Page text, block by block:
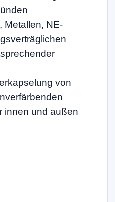
Metallen, NE-
von
innen und außen